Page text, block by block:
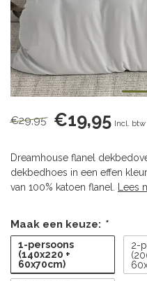
€29,95 €19,95 Incl. btw
Dreamhouse flanel
dekbedhoes in een effen
van 100% katoen flanel.
Lees
Maak een keuze: *
1-persoons
(140x220 +
60x70cm)
2-